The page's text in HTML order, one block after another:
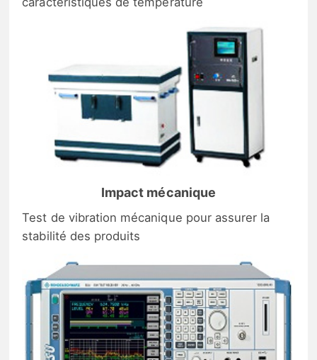
Impact mécanique
Test de vibration mécanique pour assurer la
stabilité des produits